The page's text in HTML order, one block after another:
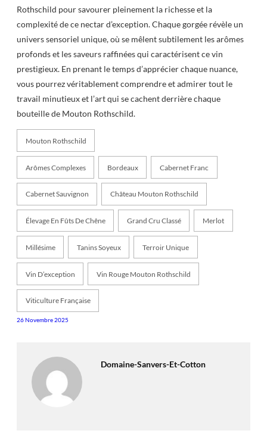
Rothschild pour savourer pleinement la richesse et la
complexité de ce nectar d’exception. Chaque gorgée révèle un
univers sensoriel unique, où se mêlent subtilement les arômes
profonds et les saveurs raffinées qui caractérisent ce vin
prestigieux. En prenant le temps d’apprécier chaque nuance,
vous pourrez véritablement comprendre et admirer tout le
travail minutieux et l’art qui se cachent derrière chaque
bouteille de Mouton Rothschild.
Mouton Rothschild
Arômes Complexes Bordeaux Cabernet Franc
Cabernet Sauvignon Château Mouton Rothschild
Élevage En Fûts De Chêne Grand Cru Classé Merlot
Millésime Tanins Soyeux Terroir Unique
Vin D’exception Vin Rouge Mouton Rothschild
Viticulture Française
26 Novembre 2025
Domaine-Sanvers-Et-Cotton